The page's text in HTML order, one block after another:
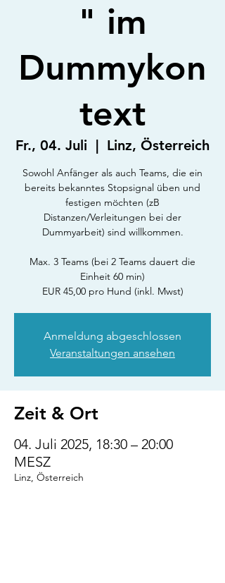
" im
Dummykon
text
Fr., 04. Juli
  |
Linz, Österreich
Sowohl Anfänger als auch Teams, die ein
bereits bekanntes Stopsignal üben und
festigen möchten (zB
Distanzen/Verleitungen bei der
Dummyarbeit) sind willkommen.
Max. 3 Teams (bei 2 Teams dauert die
Einheit 60 min)
EUR 45,00 pro Hund (inkl. Mwst)
Anmeldung abgeschlossen
Veranstaltungen ansehen
Zeit & Ort
04. Juli 2025, 18:30 – 20:00
MESZ
Linz, Österreich